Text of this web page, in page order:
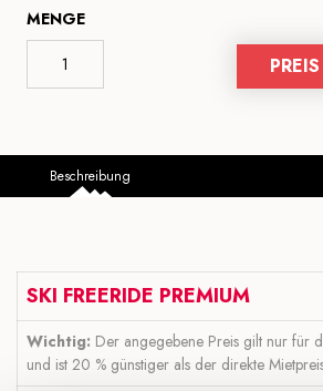
MENGE
Beschreibung
SKI FREERIDE PREMIUM
Wichtig: Der angegebene Preis gilt nur für
und ist 20 % günstiger als der direkte